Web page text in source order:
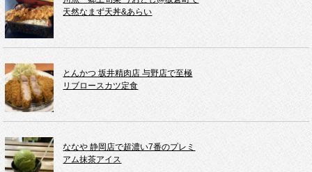
天然なまず天丼&あらい
とんかつ 坂井精肉店 与野店で至極
リブロースカツ定食
ななや 静岡店で超濃い7番のプレミ
アム抹茶アイス